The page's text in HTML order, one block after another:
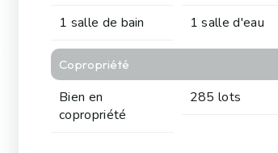
1 salle de bain
1 salle d'eau
Copropriété
Bien en
copropriété
285 lots